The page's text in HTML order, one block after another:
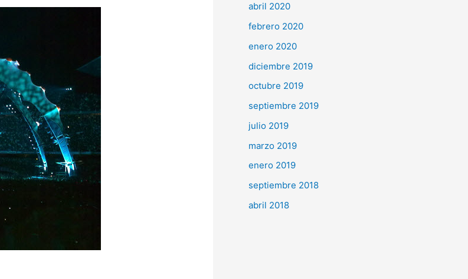
abril 2020
febrero 2020
enero 2020
diciembre 2019
octubre 2019
septiembre 2019
julio 2019
marzo 2019
enero 2019
septiembre 2018
abril 2018